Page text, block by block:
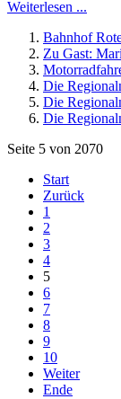
Weiterlesen ...
Bahnhof
Zu Gast:
Die
Die
Die
Seite 5 von 2070
Start
Zurück
1
2
3
4
5
6
7
8
9
10
Weiter
Ende